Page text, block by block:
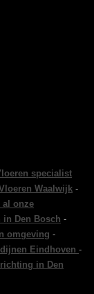
specialist
Waalwijk -
al onze
in Den Bosch -
omgeving -
Eindhoven -
in Den